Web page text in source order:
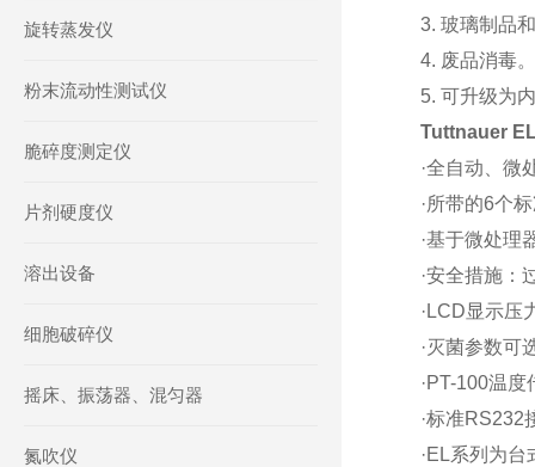
旋转蒸发仪
粉末流动性测试仪
脆碎度测定仪
片剂硬度仪
溶出设备
细胞破碎仪
摇床、振荡器、混匀器
氮吹仪
3. 玻璃制品
4. 废品消毒。
5. 可升级为
Tuttnauer
·全自动、微
·所带的6个
·基于微处理
·安全措施：
·LCD显示压
·灭菌参数可
·PT-100温
·标准RS232
·EL系列为